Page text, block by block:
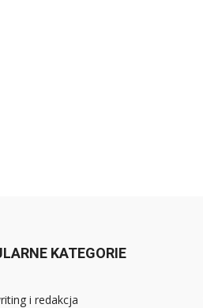
KATEGORIE
i redakcja